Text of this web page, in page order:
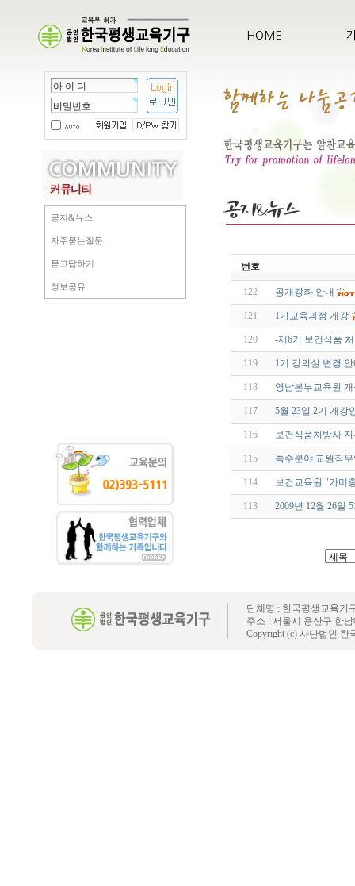
HOME
공지&뉴스
자주묻는질문
묻고답하기
정보공유
번호
122 공개강좌 안내
121 1기교육과정 개강
120 -제6기 보건식품
119 1기 강의실 변경 안
118 영남본부교육원 개
117 5월 23일 2기 개강
116 보건식품처방사
115 특수분야 교원직
114 보건교육원 "가미
113 2009년 12월 26일
단체명 : 한국평생교육기
주소 : 서울시 용산구 한남
Copyright (c) 사단법인 한